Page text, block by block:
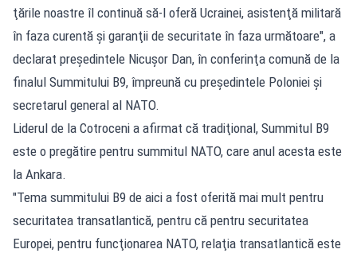
ţările noastre îl continuă să-l oferă Ucrainei, asistenţă militară
în faza curentă şi garanţii de securitate în faza următoare", a
declarat preşedintele Nicuşor Dan, în conferinţa comună de la
finalul Summitului B9, împreună cu preşedintele Poloniei şi
secretarul general al NATO.
Liderul de la Cotroceni a afirmat că tradiţional, Summitul B9
este o pregătire pentru summitul NATO, care anul acesta este
la Ankara.
"Tema summitului B9 de aici a fost oferită mai mult pentru
securitatea transatlantică, pentru că pentru securitatea
Europei, pentru funcţionarea NATO, relaţia transatlantică este